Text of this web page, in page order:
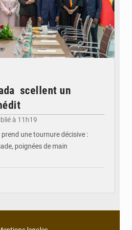
scellent un
à 11h19
prend une tournure décisive :
poignées de main